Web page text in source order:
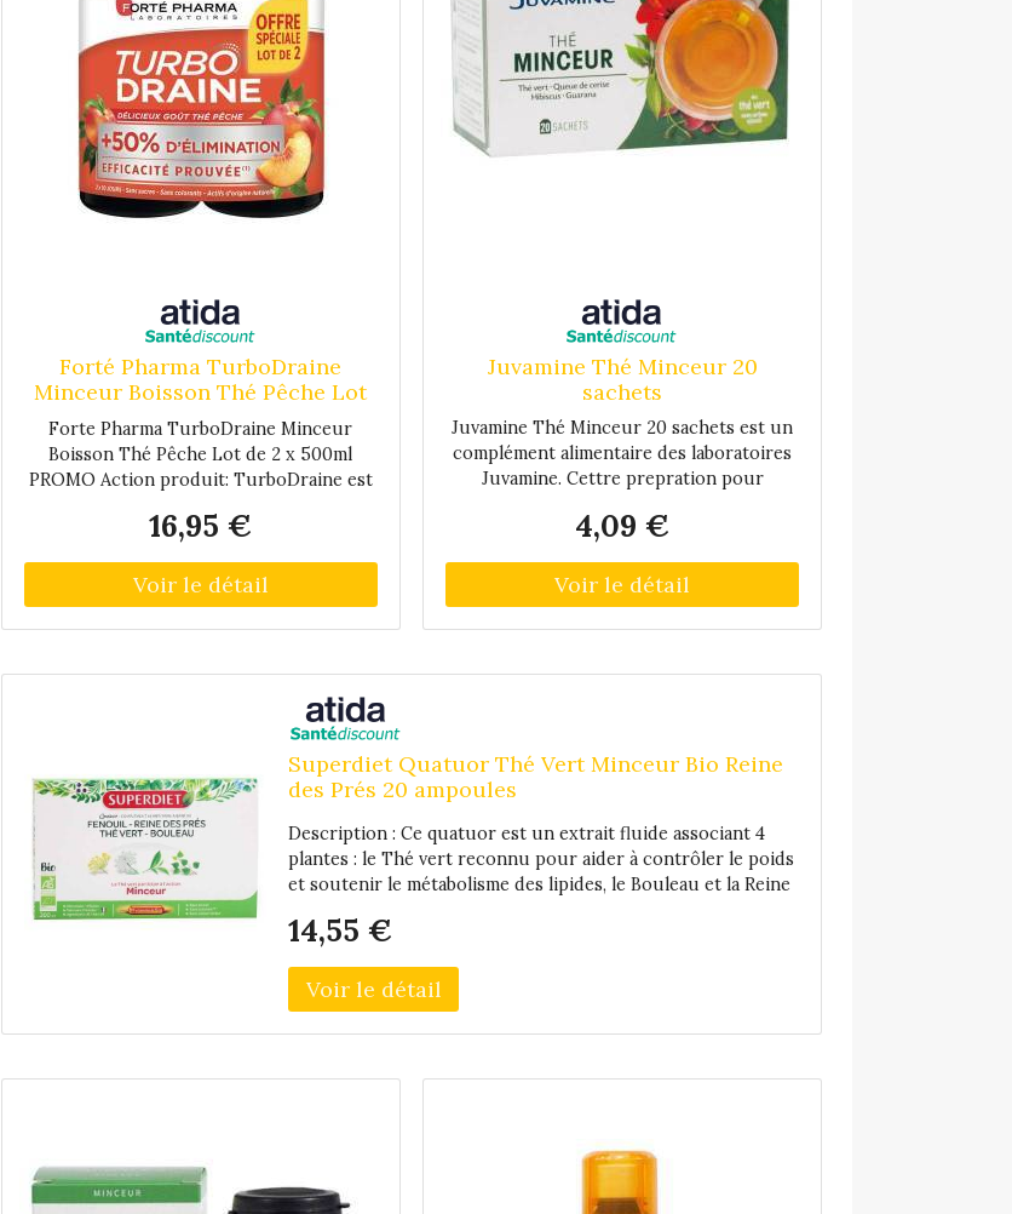
graisses.
Forté Pharma TurboDraine
Minceur Boisson Thé Pêche Lot
de 2 x 500ml PROMO
Forte Pharma TurboDraine Minceur
Boisson Thé Pêche Lot de 2 x 500ml
PROMO Action produit: TurboDraine est
drainante, au goût thé-pêche, à boire
minceurs :1) Je brûle et élimine les
graisses tout en remodelant la silhouette :
noix de kola, cassis, chiendent, reine des
et le système lymphatique et purifie
l'organismeDrainage rénal : Frêne, reine
des prés, queue de cerise, petit
chiendent, goyave, cassis,
pissenlitDrainage hépatique : Artichaut,
fenouil, bardane, pissenlitDrainage
lymphatique : Queue de cerise, fenouil,
bardane, algue Aosa Efficacité prouvée: +
46 % d'élimination* à 10 jours** Etude
TBD2 04/05 sur 39 femmes pendant 30
jours Conseils d'utilisation: Agiter avant
emploi. Diluer 10 mL dans un grand verre
d'eau (200 mL), 5 fois par jour, soit
l'équivalent de 50 mL (dose journalière)
variée et équilibrée et à un mode de vie
sain. Déconseillé aux femmes enceintes
16,95 €
Juvamine Thé Minceur 20
sachets
Juvamine Thé Minceur 20 sachets est un
complément alimentaire des laboratoires
Juvamine. Cettre prepration pour
vert, de la queue de cerise, de l'hibiscus et
autorisant pas à communiquer sur les
propriétés de certaines plantes et de
certains actifs, nous vous conseillons de
plus d'informations. Pour toute demande
4,09 €
Superdiet Quatuor Thé Vert Minceur Bio Reine
des Prés 20 ampoules
Description : Ce quatuor est un extrait fluide associant 4
plantes : le Thé vert reconnu pour aider à contrôler le poids
et soutenir le métabolisme des lipides, le Bouleau et la Reine
Fenouil qui complète à merveille ce complexe. Fabriqué dans
conservateur. Conseil d'utilisation : Prendre 1 ampoule par
jour, pure ou diluée dans un demi verre d'eau. Déconseillé
aux femmes enceintes et allaitantes. Ne convient pas en cas
Extrait fluide de Fenouil* (semences), Reine des prés*
(sommités fleuries), Thé vert* (feuilles), Bouleau* (feuilles).
14,55 €